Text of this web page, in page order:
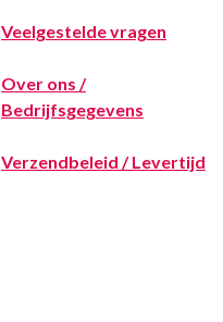
Veelgestelde vragen
Over ons /
Bedrijfsgegevens
Verzendbeleid / Levertijd